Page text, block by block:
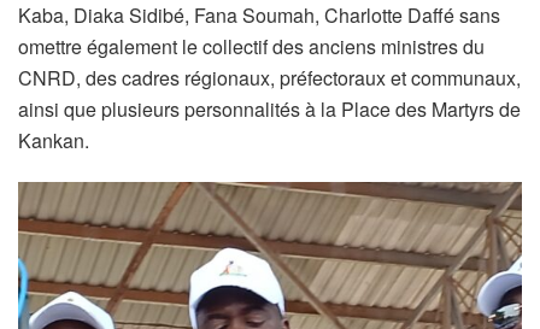
Kaba, Diaka Sidibé, Fana Soumah, Charlotte Daffé sans
omettre également le collectif des anciens ministres du
CNRD, des cadres régionaux, préfectoraux et communaux,
ainsi que plusieurs personnalités à la Place des Martyrs de
Kankan.